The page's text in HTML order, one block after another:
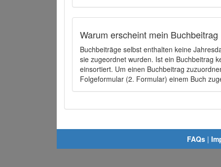
Warum erscheint mein
Buchbeiträge selbst enthalten keine
sie zugeordnet wurden. Ist ein Buchbeitrag
einsortiert. Um einen Buchbeitrag
Folgeformular (2. Formular) einem Buch
FAQs |